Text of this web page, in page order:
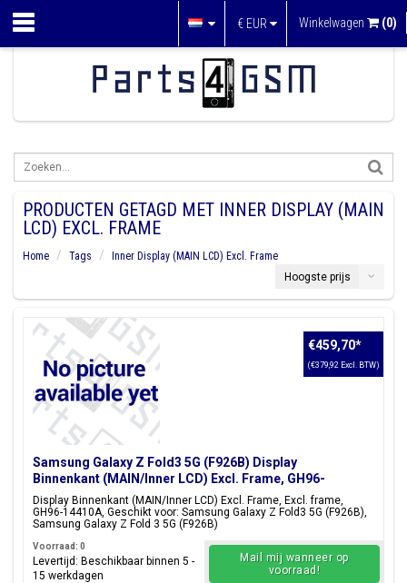
€ EUR Winkelwagen (0)
PRODUCTEN GETAGD MET INNER DISPLAY (MAIN
LCD) EXCL. FRAME
Home Tags
Inner Display (MAIN LCD) Excl. Frame
Hoogste prijs
Samsung Galaxy Z Fold3 5G (F926B) Display
Binnenkant (MAIN/Inner LCD) Excl. Frame, GH96-
14410A
Display Binnenkant (MAIN/Inner LCD) Excl. Frame, Excl. frame,
GH96-14410A, Geschikt voor: Samsung Galaxy Z Fold3 5G (F926B),
Samsung Galaxy Z Fold 3 5G (F926B)
€459,70*
(€379,92 Excl. BTW)
Voorraad: 0
Levertijd: Beschikbaar binnen 5 -
15 werkdagen
Mail mij wanneer op
voorraad!